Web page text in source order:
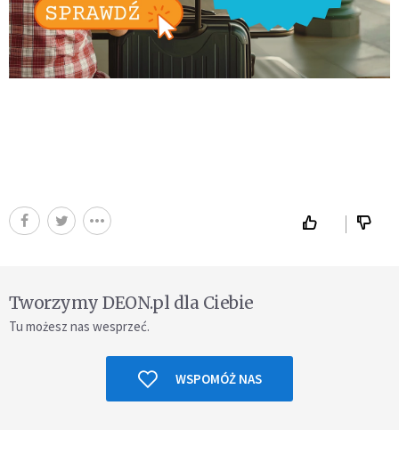
Tworzymy DEON.pl dla Ciebie
Tu możesz nas wesprzeć.
WSPOMÓŻ NAS